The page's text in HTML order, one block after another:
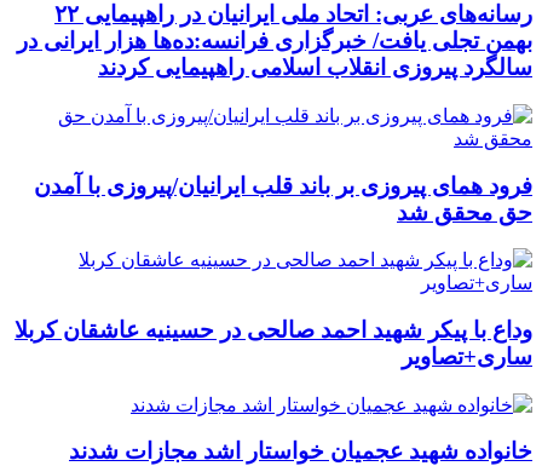
رسانه‌های عربی: اتحاد ملی ایرانیان در راهپیمایی ۲۲
بهمن تجلی یافت/ خبرگزاری فرانسه:ده‌ها هزار ایرانی در
سالگرد پیروزی انقلاب اسلامی راهپیمایی کردند
فرود همای پیروزی بر باند قلب ایرانیان/پیروزی با آمدن
حق محقق شد
وداع با پیکر شهید احمد صالحی‌ در حسینیه عاشقان کربلا
ساری+تصاویر
خانواده شهید عجمیان خواستار اشد مجازات شدند